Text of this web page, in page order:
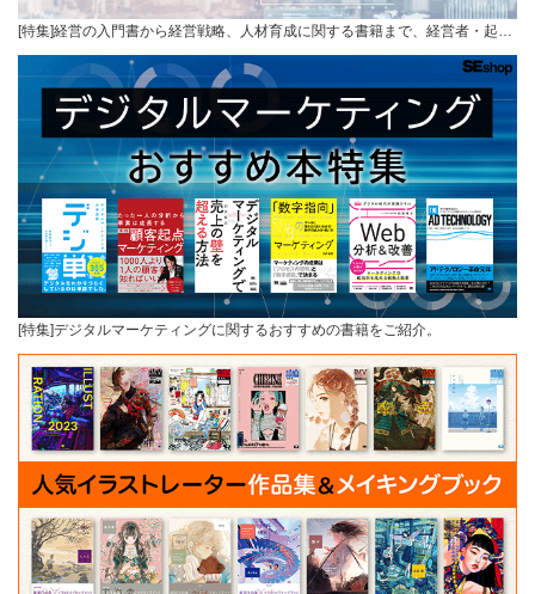
[特集]経営の入門書から経営戦略、人材育成に関する書籍まで、経営者・起…
[特集]デジタルマーケティングに関するおすすめの書籍をご紹介。